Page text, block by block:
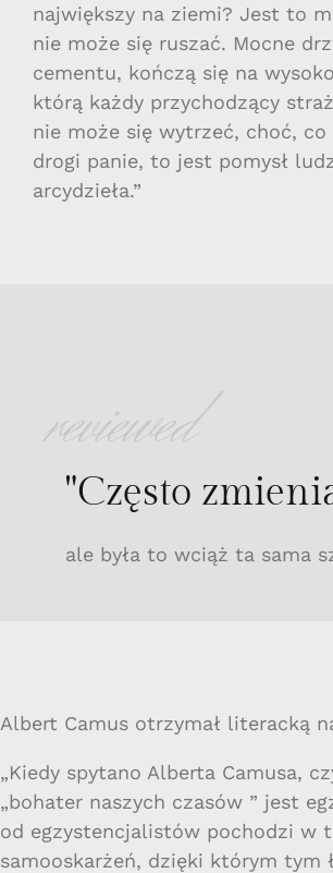
największy na ziemi? Jest to
nie może się ruszać. Mocne
cementu, kończą się na
którą każdy przychodzący
nie może się wytrzeć, choć,
drogi panie, to jest pomysł
arcydzieła.”
reviewed
"Często
ale była to wciąż ta sama
Albert Camus otrzymał literacką
„Kiedy spytano Alberta Camusa,
„bohater naszych czasów ” jest
od egzystencjalistów pochodzi w
samooskarżeń, dzięki którym tym